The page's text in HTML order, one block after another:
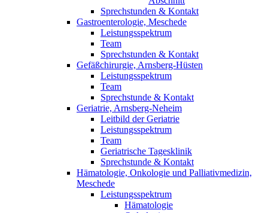
Sprechstunden & Kontakt
Gastroenterologie, Meschede
Leistungsspektrum
Team
Sprechstunden & Kontakt
Gefäßchirurgie, Arnsberg-Hüsten
Leistungsspektrum
Team
Sprechstunde & Kontakt
Geriatrie, Arnsberg-Neheim
Leitbild der Geriatrie
Leistungsspektrum
Team
Geriatrische Tagesklinik
Sprechstunde & Kontakt
Hämatologie, Onkologie und Palliativmedizin,
Meschede
Leistungsspektrum
Hämatologie